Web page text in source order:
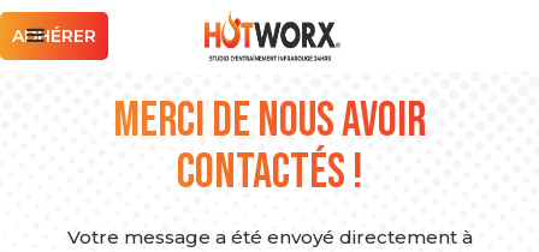
ADHÉRER
Merci de nous avoir
contactés !
Votre message a été envoyé directement à